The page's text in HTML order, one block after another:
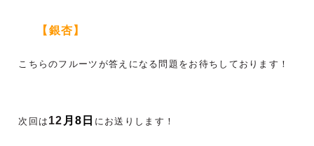
【銀杏】
こちらのフルーツが答えになる問題をお待ちしております！
次回は 12 月8 日 にお送りします！